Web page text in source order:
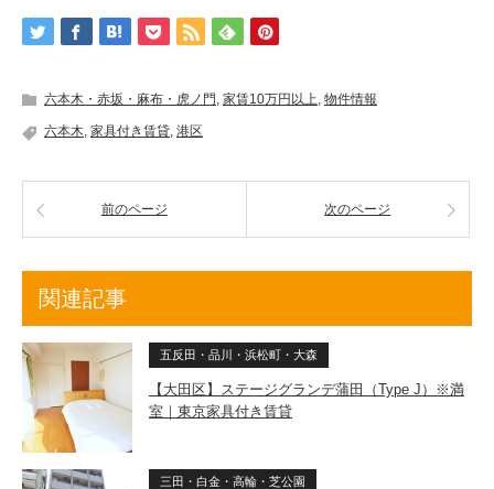
六本木・赤坂・麻布・虎ノ門 , 家賃10万円以上, 物件情報
六本木, 家具付き賃貸, 港区
前のページ 次のページ
関連記事
五反田・品川・浜松町・大森
【大田区】ステージグランデ蒲田（Type J）※満
室｜東京家具付き賃貸
三田・白金・高輪・芝公園